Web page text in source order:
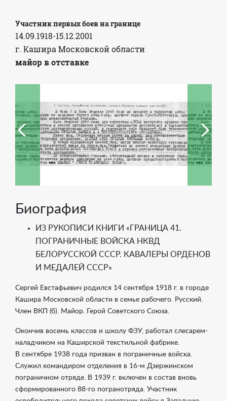
Участник первых боев на границе
14.09.1918-15.12.2001
г. Кашира Московской области
майор в отставке
Биография
ИЗ РУКОПИСИ КНИГИ «ГРАНИЦА 41.
ПОГРАНИЧНЫЕ ВОЙСКА НКВД
БЕЛОРУССКОЙ СССР. КАВАЛЕРЫ ОРДЕНОВ
И МЕДАЛЕЙ СССР»
Сергей Евстафьевич родился 14 сентября 1918 г. в городе
Кашира Московской области в семье рабочего. Русский.
Член ВКП (б). Майор. Герой Советского Союза.
Окончив восемь классов и школу ФЗУ, работал слесарем-
наладчиком на Каширской текстильной фабрике.
В сентябре 1938 года призван в пограничные войска.
Служил командиром отделения в 16-м Дзержинском
пограничном отряде. В 1939 г. включен в состав вновь
сформированного 88-го погранотряда. Участник